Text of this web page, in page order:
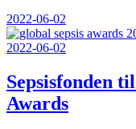
2022-06-02
2022-06-02
Sepsisfonden
Awards